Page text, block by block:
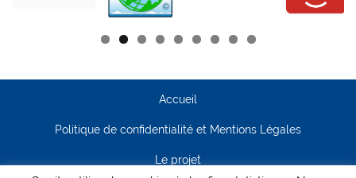
Accueil
Politique de confidentialité et Mentions Légales
Le projet